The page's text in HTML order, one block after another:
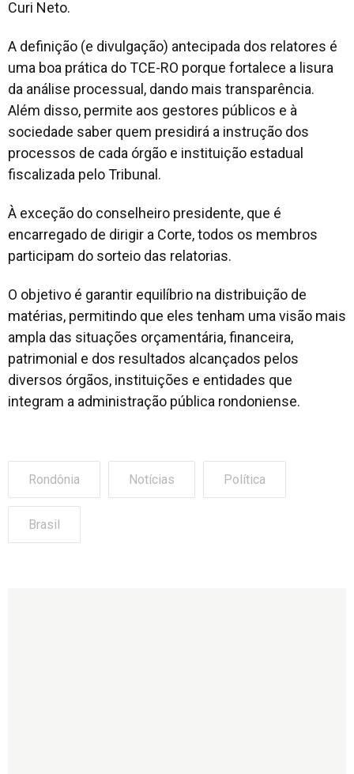
Curi Neto.
A definição (e divulgação) antecipada dos relatores é
uma boa prática do TCE-RO porque fortalece a lisura
da análise processual, dando mais transparência.
Além disso, permite aos gestores públicos e à
sociedade saber quem presidirá a instrução dos
processos de cada órgão e instituição estadual
fiscalizada pelo Tribunal.
À exceção do conselheiro presidente, que é
encarregado de dirigir a Corte, todos os membros
participam do sorteio das relatorias.
O objetivo é garantir equilíbrio na distribuição de
matérias, permitindo que eles tenham uma visão mais
ampla das situações orçamentária, financeira,
patrimonial e dos resultados alcançados pelos
diversos órgãos, instituições e entidades que
integram a administração pública rondoniense.
Rondônia Notícias Política
Brasil